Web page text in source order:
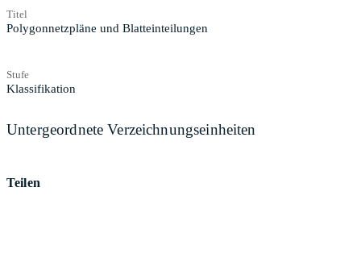
Titel
Polygonnetzpläne und Blatteinteilungen
Stufe
Klassifikation
Untergeordnete Verzeichnungseinheiten
Teilen